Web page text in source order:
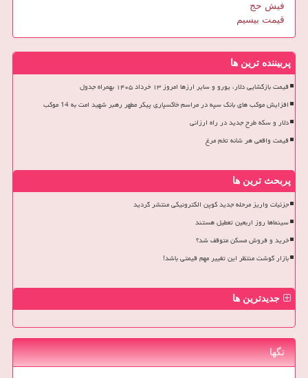
فیش حج
قیمت بیسیم
پربیننده ترین ها
قیمت بازگشایی دلار، یورو و سایر ارزها امروز ۱۳ خرداد ۱۴۰۵ بهمراه جدول
افزایش موکب های بانک سپه در مراسم خاکسپاری پیکر مطهر رهبر شهید امت به 14 موکب
دلار و سکه طرح جدید در راه ارزانی
قیمت واقعی هر شانه تخم مرغ
پربحث ترین ها
جزئیات واریز مرحله جدید کوپن الکترونیکی منتشر گردید
سینماها روز اربعین تعطیل هستند
خرید و فروش مسکن متوقف شد؟
بازار گوشت منتظر این تغییر مهم قیمتی باشد!
جدیدترین ها
تگها